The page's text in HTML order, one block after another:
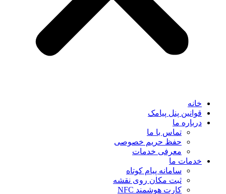
خانه
قوانین پنل پیامک
درباره ما
تماس با ما
حفظ حریم خصوصی
معرفی خدمات
خدمات ما
سامانه پیام کوتاه
ثبت مکان روی نقشه
کارت هوشمند NFC